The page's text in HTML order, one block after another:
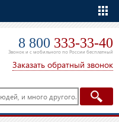
8 800 333-33-40
Звонок и с мобильного по России бесплатный
Заказать обратный звонок